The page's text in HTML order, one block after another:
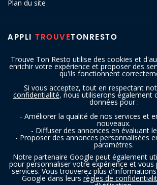
Trouve Ton Resto utilise des cookies et
enrichir votre expérience et proposer des
qu'ils fonctionnent
Si vous acceptez, tout en respectant
confidentialité, nous utiliserons également
données pour :
- Améliorer la qualité de nos services et
nouveaux.
- Diffuser des annonces en évaluant
- Proposer des annonces personnalisées
paramètres.
Notre partenaire Google peut également
pour personnaliser votre expérience et
services. Vous trouverez plus
Google dans leurs règles de
APPLI TROUVETONRESTO
Plan du site
SUIVEZ-NOUS
Copyright © 2016 - 2026 trouvetonresto.be ‐ Tous